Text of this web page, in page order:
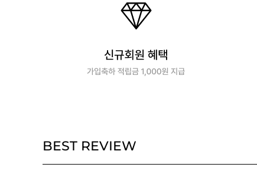
BEST REVIEW